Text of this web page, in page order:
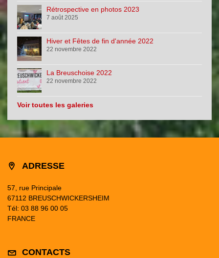
Rétrospective en photos 2023
7 août 2025
Hiver et Fêtes de fin d'année 2022
22 novembre 2022
La Breuschoise 2022
22 novembre 2022
Voir toutes les galeries
ADRESSE
57, rue Principale
67112 BREUSCHWICKERSHEIM
Tél: 03 88 96 00 05
FRANCE
CONTACTS